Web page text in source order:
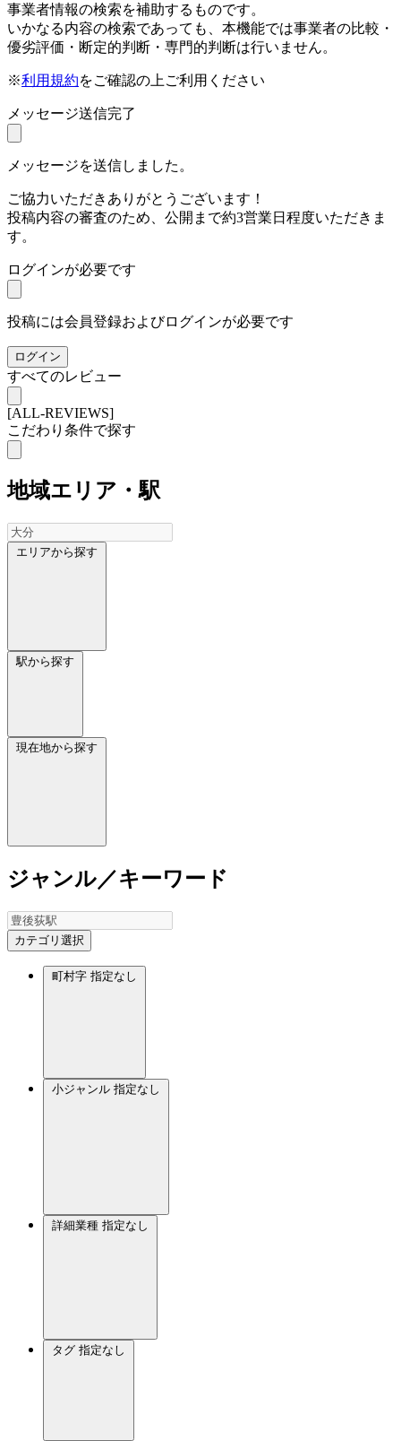
事業者情報の検索を補助するものです。
いかなる内容の検索であっても、本機能では事業者の比較・
優劣評価・断定的判断・専門的判断は行いません。
※利用規約をご確認の上ご利用ください
メッセージ送信完了
メッセージを送信しました。
ご協力いただきありがとうございます！
投稿内容の審査のため、公開まで約3営業日程度いただきま
す。
ログインが必要です
投稿には会員登録およびログインが必要です
ログイン
すべてのレビュー
[ALL-REVIEWS]
こだわり条件で探す
地域エリア・駅
エリアから探す
駅から探す
現在地から探す
ジャンル／キーワード
カテゴリ選択
町村字 指定なし
小ジャンル 指定なし
詳細業種 指定なし
タグ 指定なし